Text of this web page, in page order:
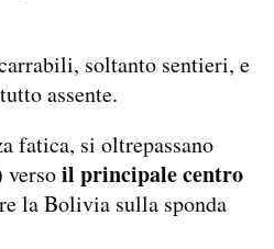
soltanto sentieri, e
assente.
fatica, si oltrepassano
versoil principale centro
la Bolivia sulla sponda